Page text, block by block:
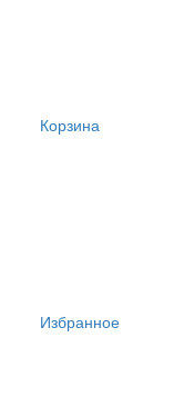
Корзина
Избранное